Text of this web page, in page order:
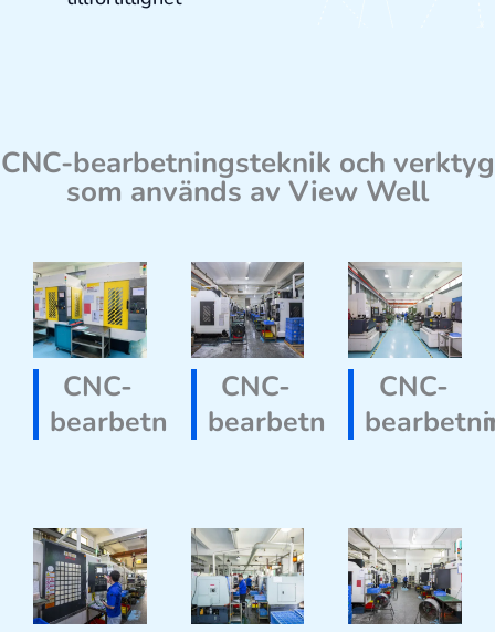
CNC-bearbetningsteknik och verktyg
som används av View Well
CNC-
bearbetning
CNC-
CNC-